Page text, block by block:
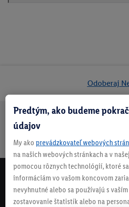
Odoberaj
Doprava
nad 70 €¹
niečo
NEZMEŠKAJ
Predtým, ako budeme
údajov
My ako prevádzkovateľ webových
na našich webových stránkach a v
pomocou rôznych technológií, ktoré
informáciám vo vašom koncovom
nevyhnutné alebo sa používajú s
zostavovanie štatistík alebo na